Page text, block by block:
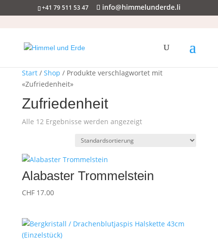
+41 79 511 53 47 info@himmelunderde.li
Start/ Shop / Produkte verschlagwortet mit
«Zufriedenheit»
Zufriedenheit
Alle 12 Ergebnisse werden angezeigt
Alabaster Trommelstein
CHF17.00